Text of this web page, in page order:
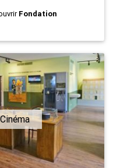
Fondation